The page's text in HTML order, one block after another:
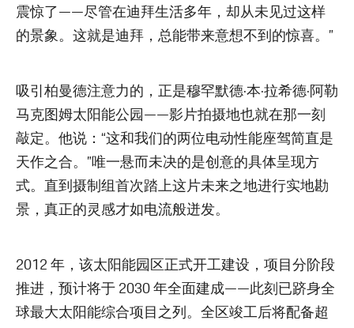
震惊了——尽管在迪拜生活多年，却从未见过这样
的景象。这就是迪拜，总能带来意想不到的惊喜。”
吸引柏曼德注意力的，正是穆罕默德·本·拉希德·阿勒
马克图姆太阳能公园——影片拍摄地也就在那一刻
敲定。他说：“这和我们的两位电动性能座驾简直是
天作之合。”唯一悬而未决的是创意的具体呈现方
式。直到摄制组首次踏上这片未来之地进行实地勘
景，真正的灵感才如电流般迸发。
2012 年，该太阳能园区正式开工建设，项目分阶段
推进，预计将于 2030 年全面建成——此刻已跻身全
球最大太阳能综合项目之列。全区竣工后将配备超